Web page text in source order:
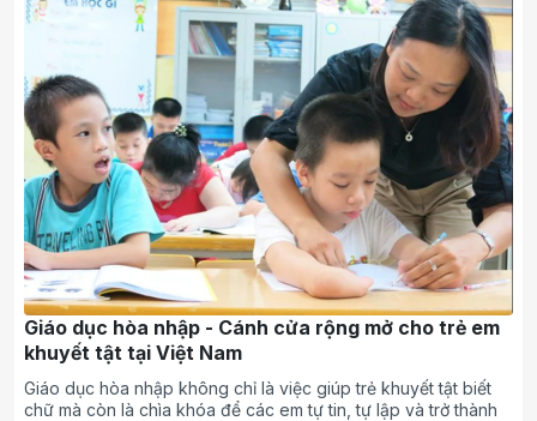
Giáo dục hòa nhập - Cánh cửa rộng mở cho trẻ em
khuyết tật tại Việt Nam
Giáo dục hòa nhập không chỉ là việc giúp trẻ khuyết tật biết
chữ mà còn là chìa khóa để các em tự tin, tự lập và trở thành